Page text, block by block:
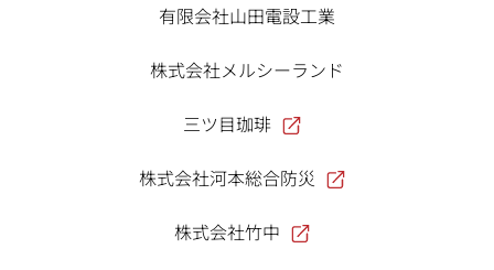
有限会社山田電設工業
株式会社メルシーランド
三ツ目珈琲
株式会社河本総合防災
株式会社竹中